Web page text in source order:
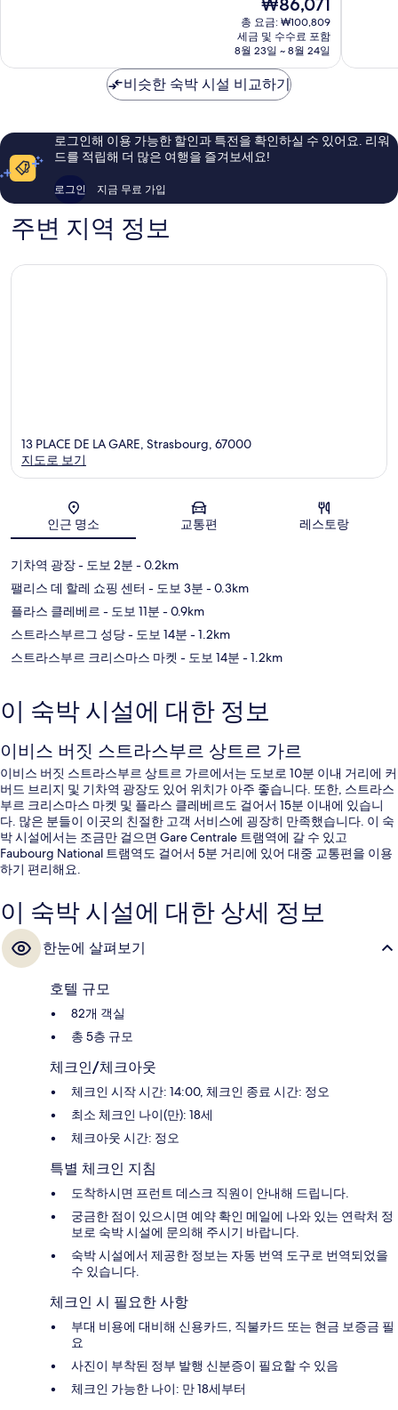
트
지
아
후
기
1,694
개
재
요
금
₩86,071
총 요금: ₩100,809
세금 및 수수료 포함
8월 23일 ~ 8월 24일
부
지
구
아
후
비슷한 숙박 시설 비교하기
로그인해 이용 가능한 할인과 특전을 확인하실 수 있어요. 리워
드를 적립해 더 많은 여행을 즐겨보세요!
로그인 지금 무료 가입
주변 지역 정보
지도
13 PLACE DE LA GARE, Strasbourg, 67000
지도로 보기
인근 명소 교통편 레스토랑
기차역 광장- 도보 2분 - 0.2km
팰리스 데 할레 쇼핑 센터 - 도보 3분 - 0.3km
플라스 클레베르 - 도보 11분 - 0.9km
스트라스부르그 성당- 도보 14분 - 1.2km
스트라스부르 크리스마스 마켓 - 도보 14분 - 1.2km
이 숙박 시설에 대한 정보
이비스 버짓 스트라스부르 상트르 가르
이비스 버짓 스트라스부르 상트르 가르에서는 도보로 10분 이내 거리에 커
버드 브리지 및 기차역 광장도 있어 위치가 아주 좋습니다. 또한, 스트라스
부르 크리스마스 마켓 및 플라스 클레베르도 걸어서 15분 이내에 있습니
다. 많은 분들이 이곳의 친절한 고객 서비스에 굉장히 만족했습니다. 이 숙
박 시설에서는 조금만 걸으면 Gare Centrale 트램역에 갈 수 있고
Faubourg National 트램역도 걸어서 5분 거리에 있어 대중 교통편을 이용
하기 편리해요.
이 숙박 시설에 대한 상세 정보
한눈에 살펴보기
호텔 규모
82개 객실
총 5층 규모
체크인/체크아웃
체크인 시작 시간: 14:00, 체크인 종료 시간: 정오
최소 체크인 나이(만): 18세
체크아웃 시간: 정오
특별 체크인 지침
도착하시면 프런트 데스크 직원이 안내해 드립니다.
궁금한 점이 있으시면 예약 확인 메일에 나와 있는 연락처 정
보로 숙박 시설에 문의해 주시기 바랍니다.
숙박 시설에서 제공한 정보는 자동 번역 도구로 번역되었을
수 있습니다.
체크인 시 필요한 사항
부대 비용에 대비해 신용카드, 직불카드 또는 현금 보증금 필
요
사진이 부착된 정부 발행 신분증이 필요할 수 있음
체크인 가능한 나이: 만 18세부터